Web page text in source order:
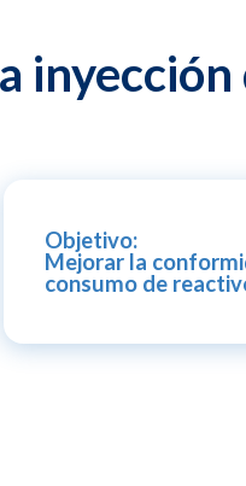
Objetivo:
Mejorar la
consumo de